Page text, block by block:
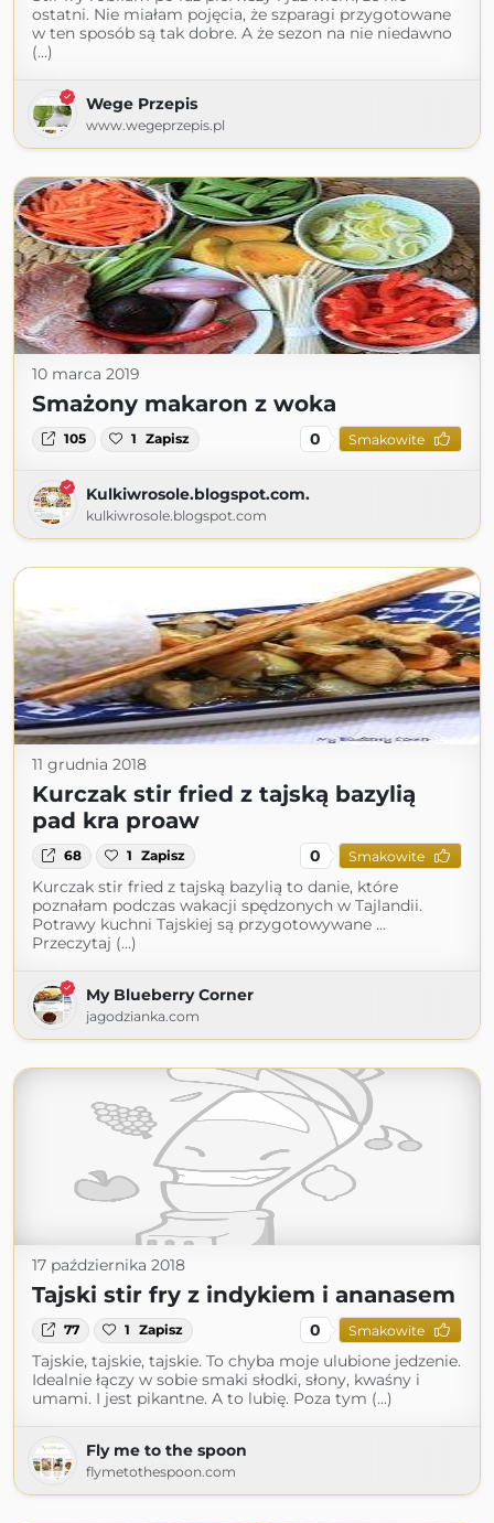
ostatni. Nie miałam pojęcia, że szparagi przygotowane
w ten sposób są tak dobre. A że sezon na nie niedawno
(...)
Wege Przepis
www.wegeprzepis.pl
10 marca 2019
Smażony makaron z woka
105 1 Zapisz 0 Smakowite
Kulkiwrosole.blogspot.com.
kulkiwrosole.blogspot.com
11 grudnia 2018
Kurczak stir fried z tajską bazylią
pad kra proaw
68 1 Zapisz 0 Smakowite
Kurczak stir fried z tajską bazylią to danie, które
poznałam podczas wakacji spędzonych w Tajlandii.
Potrawy kuchni Tajskiej są przygotowywane …
Przeczytaj (...)
My Blueberry Corner
jagodzianka.com
17 października 2018
Tajski stir fry z indykiem i ananasem
77 1 Zapisz 0 Smakowite
Tajskie, tajskie, tajskie. To chyba moje ulubione jedzenie.
Idealnie łączy w sobie smaki słodki, słony, kwaśny i
umami. I jest pikantne. A to lubię. Poza tym (...)
Fly me to the spoon
flymetothespoon.com